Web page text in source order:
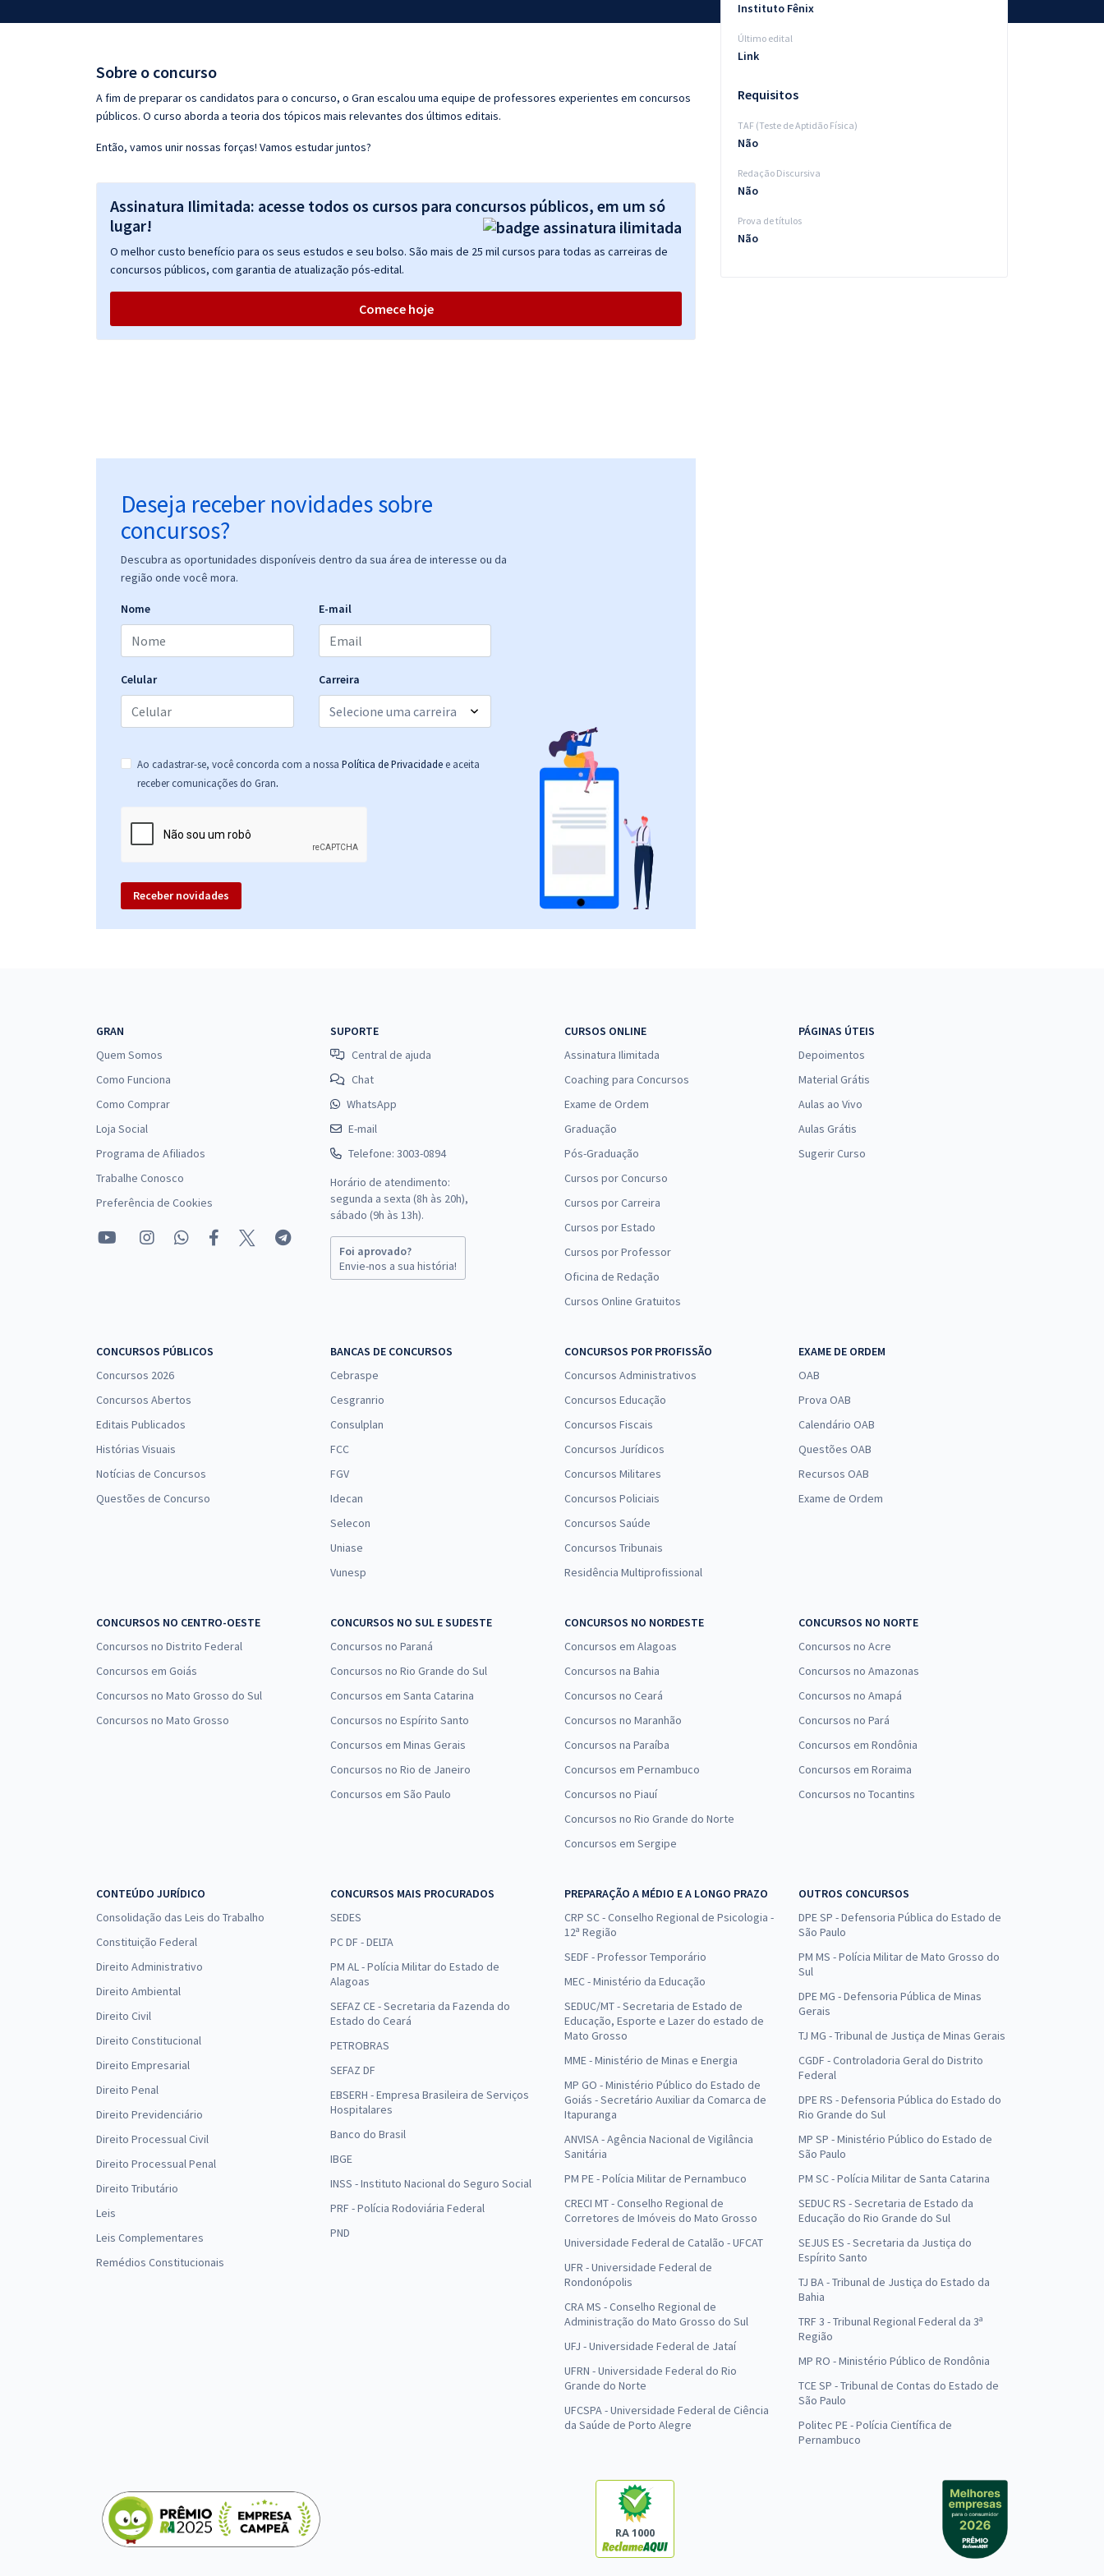
Conteúdo gratuito
Sobre o concurso
A fim de preparar os candidatos para o concurso, o Gran escalou uma equipe de professores experientes em concursos
públicos. O curso aborda a teoria dos tópicos mais relevantes dos últimos editais.
Então, vamos unir nossas forças! Vamos estudar juntos?
Assinatura Ilimitada: acesse todos os cursos para concursos públicos, em um só
lugar!
O melhor custo benefício para os seus estudos e seu bolso. São mais de 25 mil cursos para todas as carreiras de
concursos públicos, com garantia de atualização pós-edital.
Comece hoje
Deseja receber novidades sobre
concursos?
Descubra as oportunidades disponíveis dentro da sua área de interesse ou da
região onde você mora.
Nome E-mail
Celular Carreira
Ao cadastrar-se, você concorda com a nossa Política de Privacidade e aceita
receber comunicações do Gran.
Receber novidades
Instituto Fênix
Último edital
Link
Requisitos
TAF (Teste de Aptidão Física)
Não
Redação Discursiva
Não
Prova de títulos
Não
GRAN
Quem Somos
Como Funciona
Como Comprar
Loja Social
Programa de Afiliados
Trabalhe Conosco
Preferência de Cookies
SUPORTE
Central de ajuda
Chat
WhatsApp
E-mail
Telefone: 3003-0894
Horário de atendimento:
segunda a sexta (8h às 20h),
sábado (9h às 13h).
Foi aprovado?
Envie-nos a sua história!
CURSOS ONLINE
Assinatura Ilimitada
Coaching para Concursos
Exame de Ordem
Graduação
Pós-Graduação
Cursos por Concurso
Cursos por Carreira
Cursos por Estado
Cursos por Professor
Oficina de Redação
Cursos Online Gratuitos
PÁGINAS ÚTEIS
Depoimentos
Material Grátis
Aulas ao Vivo
Aulas Grátis
Sugerir Curso
CONCURSOS PÚBLICOS
Concursos 2026
Concursos Abertos
Editais Publicados
Histórias Visuais
Notícias de Concursos
Questões de Concurso
BANCAS DE CONCURSOS
Cebraspe
Cesgranrio
Consulplan
FCC
FGV
Idecan
Selecon
Uniase
Vunesp
CONCURSOS POR PROFISSÃO
Concursos Administrativos
Concursos Educação
Concursos Fiscais
Concursos Jurídicos
Concursos Militares
Concursos Policiais
Concursos Saúde
Concursos Tribunais
Residência Multiprofissional
EXAME DE ORDEM
OAB
Prova OAB
Calendário OAB
Questões OAB
Recursos OAB
Exame de Ordem
CONCURSOS NO CENTRO-OESTE
Concursos no Distrito Federal
Concursos em Goiás
Concursos no Mato Grosso do Sul
Concursos no Mato Grosso
CONCURSOS NO SUL E SUDESTE
Concursos no Paraná
Concursos no Rio Grande do Sul
Concursos em Santa Catarina
Concursos no Espírito Santo
Concursos em Minas Gerais
Concursos no Rio de Janeiro
Concursos em São Paulo
CONCURSOS NO NORDESTE
Concursos em Alagoas
Concursos na Bahia
Concursos no Ceará
Concursos no Maranhão
Concursos na Paraíba
Concursos em Pernambuco
Concursos no Piauí
Concursos no Rio Grande do Norte
Concursos em Sergipe
CONCURSOS NO NORTE
Concursos no Acre
Concursos no Amazonas
Concursos no Amapá
Concursos no Pará
Concursos em Rondônia
Concursos em Roraima
Concursos no Tocantins
CONTEÚDO JURÍDICO
Consolidação das Leis do Trabalho
Constituição Federal
Direito Administrativo
Direito Ambiental
Direito Civil
Direito Constitucional
Direito Empresarial
Direito Penal
Direito Previdenciário
Direito Processual Civil
Direito Processual Penal
Direito Tributário
Leis
Leis Complementares
Remédios Constitucionais
CONCURSOS MAIS PROCURADOS
SEDES
PC DF - DELTA
PM AL - Polícia Militar do Estado de
Alagoas
SEFAZ CE - Secretaria da Fazenda do
Estado do Ceará
PETROBRAS
SEFAZ DF
EBSERH - Empresa Brasileira de Serviços
Hospitalares
Banco do Brasil
IBGE
INSS - Instituto Nacional do Seguro Social
PRF - Polícia Rodoviária Federal
PND
PREPARAÇÃO A MÉDIO E A LONGO PRAZO
CRP SC - Conselho Regional de Psicologia -
12ª Região
SEDF - Professor Temporário
MEC - Ministério da Educação
SEDUC/MT - Secretaria de Estado de
Educação, Esporte e Lazer do estado de
Mato Grosso
MME - Ministério de Minas e Energia
MP GO - Ministério Público do Estado de
Goiás - Secretário Auxiliar da Comarca de
Itapuranga
ANVISA - Agência Nacional de Vigilância
Sanitária
PM PE - Polícia Militar de Pernambuco
CRECI MT - Conselho Regional de
Corretores de Imóveis do Mato Grosso
Universidade Federal de Catalão - UFCAT
UFR - Universidade Federal de
Rondonópolis
CRA MS - Conselho Regional de
Administração do Mato Grosso do Sul
UFJ - Universidade Federal de Jataí
UFRN - Universidade Federal do Rio
Grande do Norte
UFCSPA - Universidade Federal de Ciência
da Saúde de Porto Alegre
OUTROS CONCURSOS
DPE SP - Defensoria Pública do Estado de
São Paulo
PM MS - Polícia Militar de Mato Grosso do
Sul
DPE MG - Defensoria Pública de Minas
Gerais
TJ MG - Tribunal de Justiça de Minas Gerais
CGDF - Controladoria Geral do Distrito
Federal
DPE RS - Defensoria Pública do Estado do
Rio Grande do Sul
MP SP - Ministério Público do Estado de
São Paulo
PM SC - Polícia Militar de Santa Catarina
SEDUC RS - Secretaria de Estado da
Educação do Rio Grande do Sul
SEJUS ES - Secretaria da Justiça do
Espírito Santo
TJ BA - Tribunal de Justiça do Estado da
Bahia
TRF 3 - Tribunal Regional Federal da 3ª
Região
MP RO - Ministério Público de Rondônia
TCE SP - Tribunal de Contas do Estado de
São Paulo
Politec PE - Polícia Científica de
Pernambuco
RA 1000